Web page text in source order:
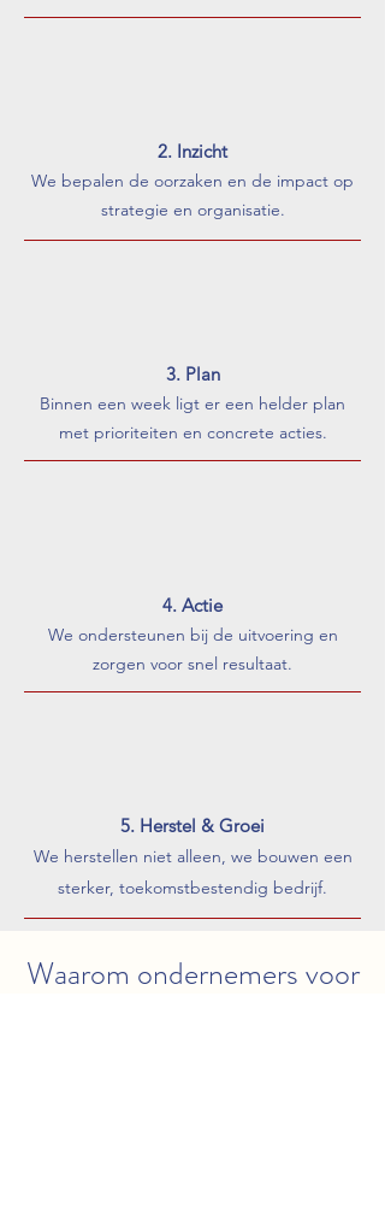
2. Inzicht
We bepalen de oorzaken en de impact op
strategie en organisatie.
3. Plan
Binnen een week ligt er een helder plan
met prioriteiten en concrete acties.
4. Actie
We ondersteunen bij de uitvoering en
zorgen voor snel resultaat.
5. Herstel & Groei
We herstellen niet alleen, we bouwen een
sterker, toekomstbestendig bedrijf.
Waarom ondernemers voor